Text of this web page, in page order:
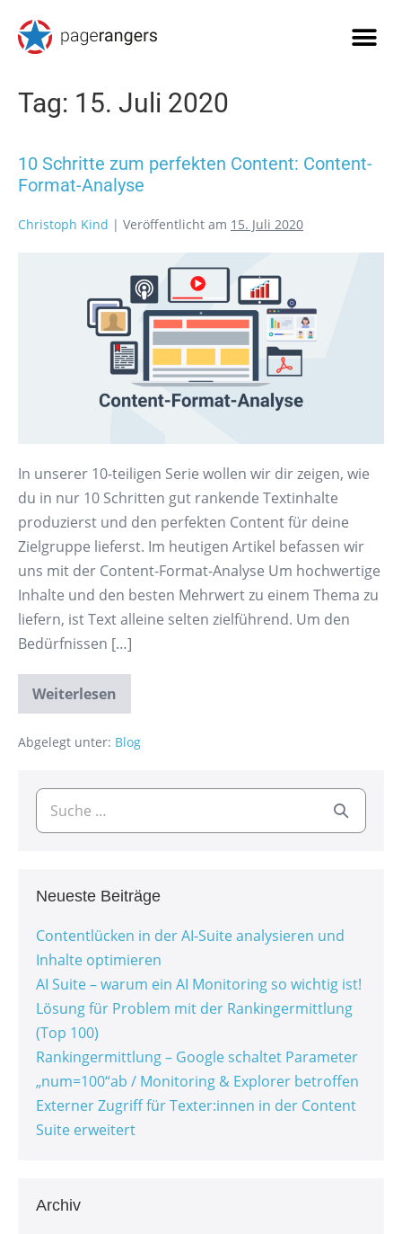
Tag: 15. Juli 2020
10 Schritte zum perfekten Content: Content-
Format-Analyse
Christoph Kind | Veröffentlicht am 15. Juli 2020
In unserer 10-teiligen Serie wollen wir dir zeigen, wie
du in nur 10 Schritten gut rankende Textinhalte
produzierst und den perfekten Content für deine
Zielgruppe lieferst. Im heutigen Artikel befassen wir
uns mit der Content-Format-Analyse Um hochwertige
Inhalte und den besten Mehrwert zu einem Thema zu
liefern, ist Text alleine selten zielführend. Um den
Bedürfnissen […]
Weiterlesen
Abgelegt unter: Blog
Neueste Beiträge
Contentlücken in der AI-Suite analysieren und
Inhalte optimieren
AI Suite – warum ein AI Monitoring so wichtig ist!
Lösung für Problem mit der Rankingermittlung
(Top 100)
Rankingermittlung – Google schaltet Parameter
„num=100“ab / Monitoring & Explorer betroffen
Externer Zugriff für Texter:innen in der Content
Suite erweitert
Archiv